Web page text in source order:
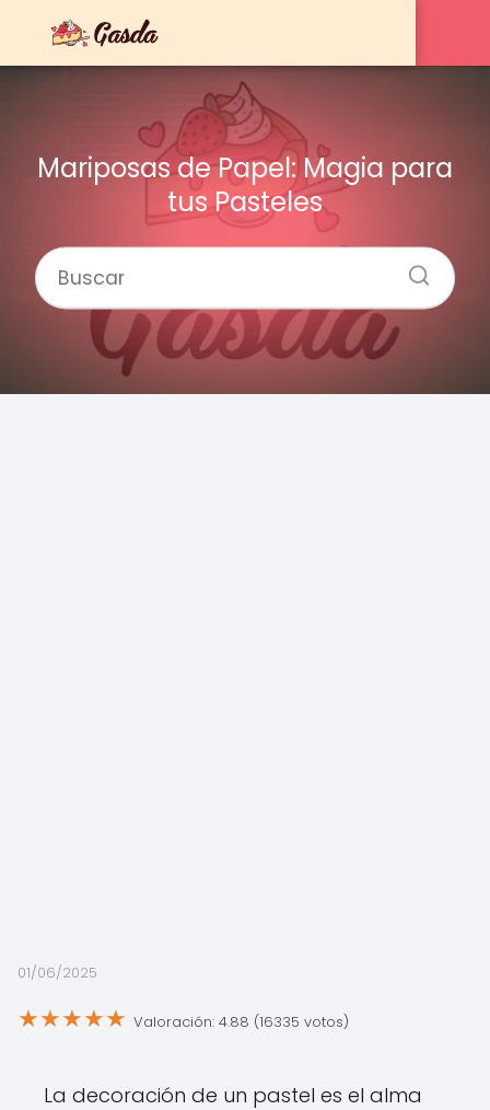
Mariposas de Papel: Magia para
tus Pasteles
01/06/2025
★★★★★ Valoración: 4.88 (16335 votos)
La decoración de un pastel es el alma